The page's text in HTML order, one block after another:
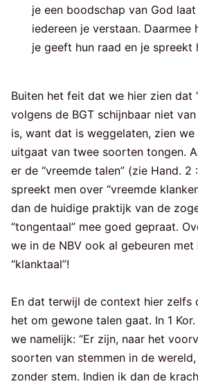
je een boodschap van God
iedereen je verstaan. Daarmee
je geeft hun raad en je spreekt
Buiten het feit dat we hier zien dat
volgens de BGT schijnbaar niet
is, want dat is weggelaten, zien we
uitgaat van twee soorten tongen.
er de “vreemde talen” (zie Hand. 2
spreekt men over “vreemde
dan de huidige praktijk van de
“tongentaal” mee goed gepraat.
we in de NBV ook al gebeuren
“klanktaal”!
En dat terwijl de context hier zelfs
het om gewone talen gaat. In 1 Kor.
we namelijk: “Er zijn, naar het
soorten van stemmen in de
zonder stem. Indien ik dan de